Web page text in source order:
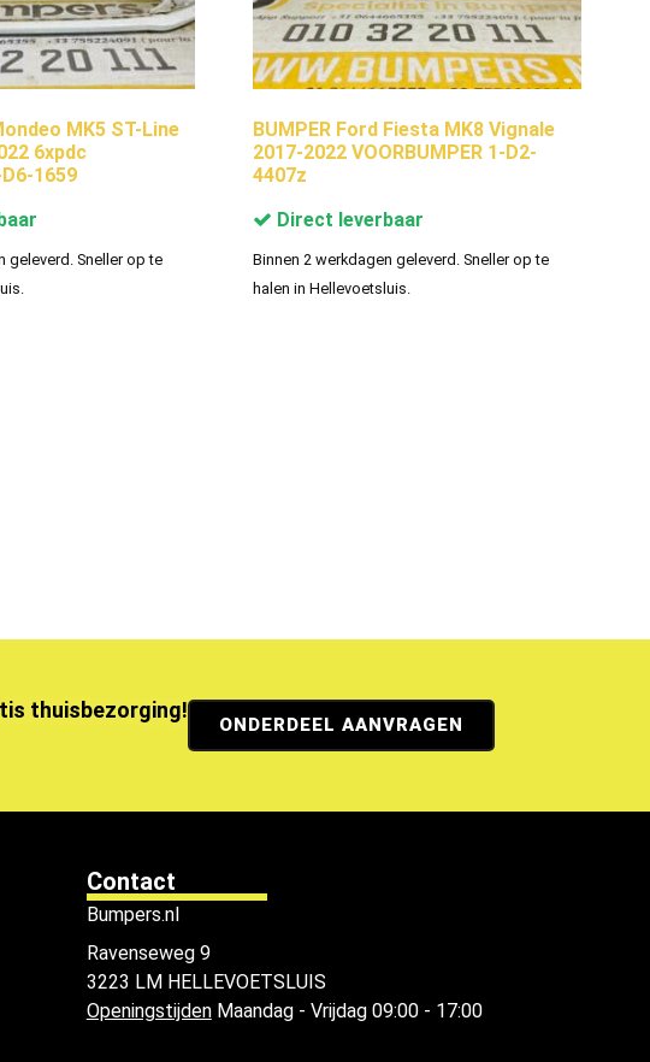
MK5 ST-Line
6xpdc
1659
geleverd. Sneller op te
BUMPER Ford Fiesta MK8 Vignale
2017-2022 VOORBUMPER 1-D2-
4407z
Direct leverbaar
Binnen 2 werkdagen geleverd. Sneller op te
halen in Hellevoetsluis.
thuisbezorging!
ONDERDEEL AANVRAGEN
Contact
Bumpers.nl
Ravenseweg 9
3223 LM HELLEVOETSLUIS
OpeningstijdenMaandag - Vrijdag 09:00 - 17:00